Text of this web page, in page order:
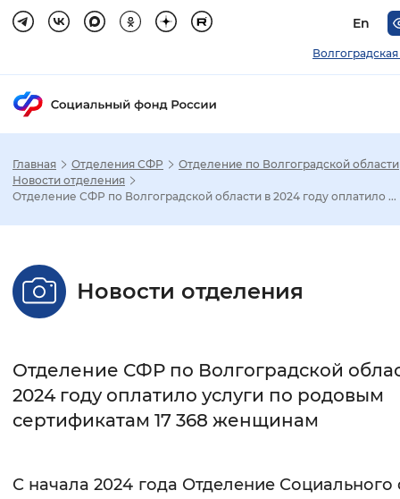
En
Настройка режима отображения
Стандартный Увеличенный
Интервал между буквами
Главная Отделения СФР
Отделение по Волгоградской области
Новости отделения
Отделение СФР по Волгоградской области в 2024 году оплатило ...
Новости отделения
Отделение СФР по Волгоградской
2024 году оплатило услуги по родовым
сертификатам 17 368 женщинам
С начала 2024 года Отделение